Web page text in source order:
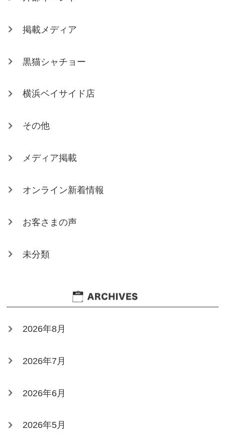
掲載メディア
黒猫シャチョー
横浜ベイサイド店
その他
メディア掲載
オンライン新着情報
お客さまの声
未分類
2026年8月
2026年7月
2026年6月
2026年5月